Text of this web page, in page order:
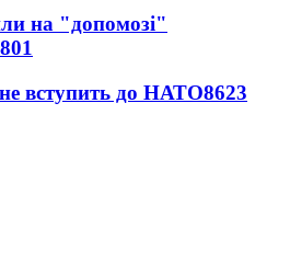
на "допомозі"
вступить до НАТО8623